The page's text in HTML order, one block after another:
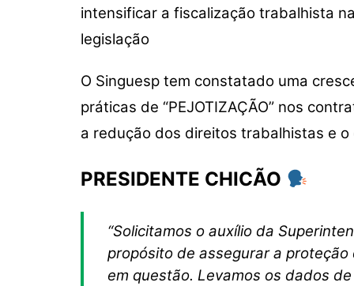
intensificar a fiscalização trabalhista
legislação
O Singuesp tem constatado uma
práticas de “PEJOTIZAÇÃO” nos
a redução dos direitos trabalhistas e
PRESIDENTE CHICÃO
“Solicitamos o auxílio da
propósito de assegurar a
em questão. Levamos os dados